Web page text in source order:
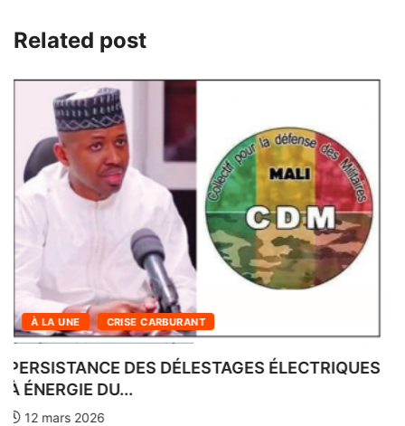
Related post
À LA UNE INFOS DU SOIR DE BAMAKO
LES LOGEMENTS SOCIAUX DE N’TABAKORO
SOUS HAUTE...
12 mars 2026